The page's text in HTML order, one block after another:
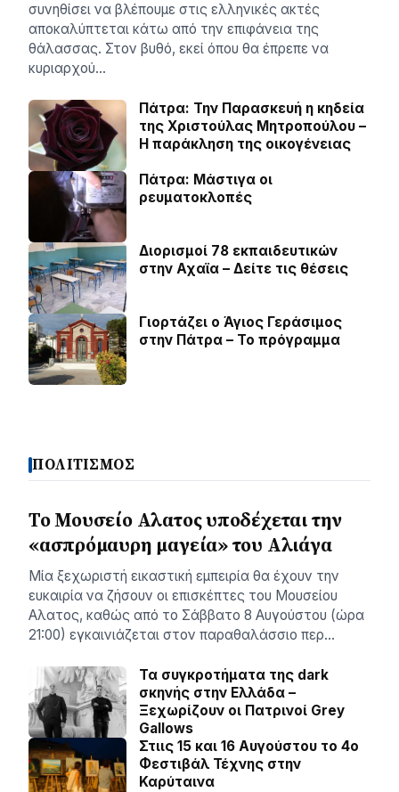
συνηθίσει να βλέπουμε στις ελληνικές ακτές
αποκαλύπτεται κάτω από την επιφάνεια της
θάλασσας. Στον βυθό, εκεί όπου θα έπρεπε να
κυριαρχού…
Πάτρα: Την Παρασκευή η κηδεία
της Χριστούλας Μητροπούλου –
Η παράκληση της οικογένειας
Πάτρα: Μάστιγα οι
ρευµατοκλοπές
Διορισμοί 78 εκπαιδευτικών
στην Αχαϊα – Δείτε τις θέσεις
Γιορτάζει ο Άγιος Γεράσιμος
στην Πάτρα – Το πρόγραμμα
ΠΟΛΙΤΙΣΜΟΣ
Το Μουσείο Αλατος υποδέχεται την
«ασπρόμαυρη μαγεία» του Αλιάγα
Μία ξεχωριστή εικαστική εμπειρία θα έχουν την
ευκαιρία να ζήσουν οι επισκέπτες του Μουσείου
Αλατος, καθώς από το Σάββατο 8 Αυγούστου (ώρα
21:00) εγκαινιάζεται στον παραθαλάσσιο περ…
Τα συγκροτήματα της dark
σκηνής στην Ελλάδα –
Ξεχωρίζουν οι Πατρινοί Grey
Gallows
Στιις 15 και 16 Αυγούστου το 4ο
Φεστιβάλ Τέχνης στην
Καρύταινα